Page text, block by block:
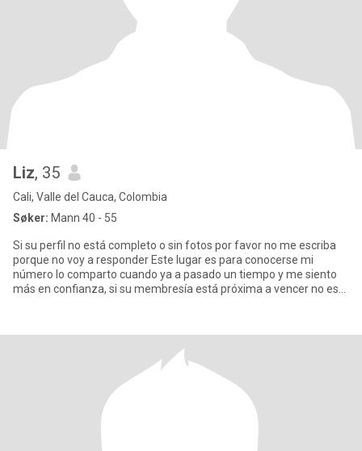
Liz, 35
Cali, Valle del Cauca, Colombia
Søker: Mann 40 - 55
Si su perfil no está completo o sin fotos por favor no me escriba
porque no voy a responder Este lugar es para conocerse mi
número lo comparto cuando ya a pasado un tiempo y me siento
más en confianza, si su membresía está próxima a vencer no es